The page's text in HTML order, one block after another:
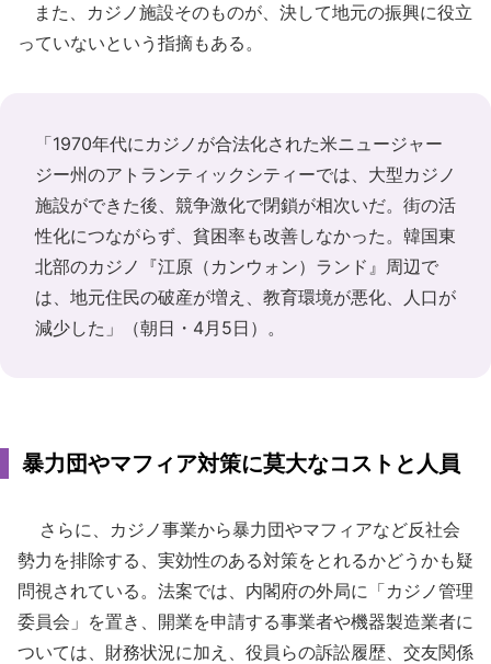
また、カジノ施設そのものが、決して地元の振興に役立
っていないという指摘もある。
「1970年代にカジノが合法化された米ニュージャー
ジー州のアトランティックシティーでは、大型カジノ
施設ができた後、競争激化で閉鎖が相次いだ。街の活
性化につながらず、貧困率も改善しなかった。韓国東
北部のカジノ『江原（カンウォン）ランド』周辺で
は、地元住民の破産が増え、教育環境が悪化、人口が
減少した」（朝日・4月5日）。
暴力団やマフィア対策に莫大なコストと人員
さらに、カジノ事業から暴力団やマフィアなど反社会
勢力を排除する、実効性のある対策をとれるかどうかも疑
問視されている。法案では、内閣府の外局に「カジノ管理
委員会」を置き、開業を申請する事業者や機器製造業者に
ついては、財務状況に加え、役員らの訴訟履歴、交友関係